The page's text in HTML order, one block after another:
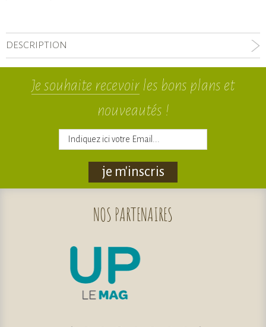
DESCRIPTION
Je souhaite recevoirles bons plans et
nouveautés !
je m'inscris
NOS PARTENAIRES